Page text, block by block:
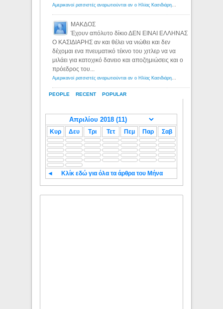
PEOPLE RECENT POPULAR
ΜΑΚΔΟΣ
Έχουν απόλυτο δίκιο ΔΕΝ ΕΙΝΑΙ ΕΛΛΗΝΑΣ
Ο ΚΑΣΙΔΙΑΡΗΣ αν και θέλει να νιώθει και δεν
δέχομαι ενα πνευματικό τέκνο του χιτλερ να να
μιλάει για κατοχικό δανειο και αποζημιώσεις και ο
πρόεδρος του...
Κυρ Δευ Τρι Τετ Πεμ Παρ Σαβ
◄ Κλίκ εδώ για όλα τα άρθρα του Μήνα